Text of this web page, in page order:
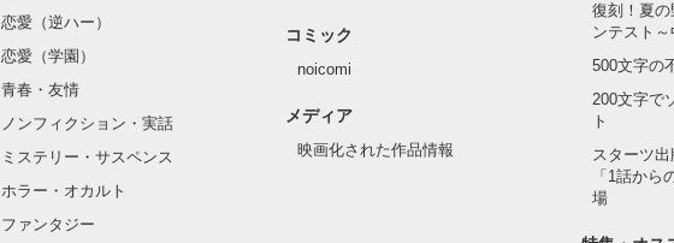
★ジョージ・エヴァン
ウォーカー伯爵家の執事。
六十代。
☆☆☆☆☆☆
別サイト「小説家になろう」で同名にて掲載しています。
そこで目覚めたのは入学前のあの日……。
☆☆☆☆☆☆
別サイト【小説家になろう】で同名にて投稿掲載しています。
恋愛（逆ハー）
恋愛（学園）
青春・友情
ノンフィクション・実話
ミステリー・サスペンス
ホラー・オカルト
ファンタジー
コミック
noicomi
メディア
映画化された作品情報
復刻！夏
ンテスト
500文字の
200文字で
ト
スターツ
「1話から
場